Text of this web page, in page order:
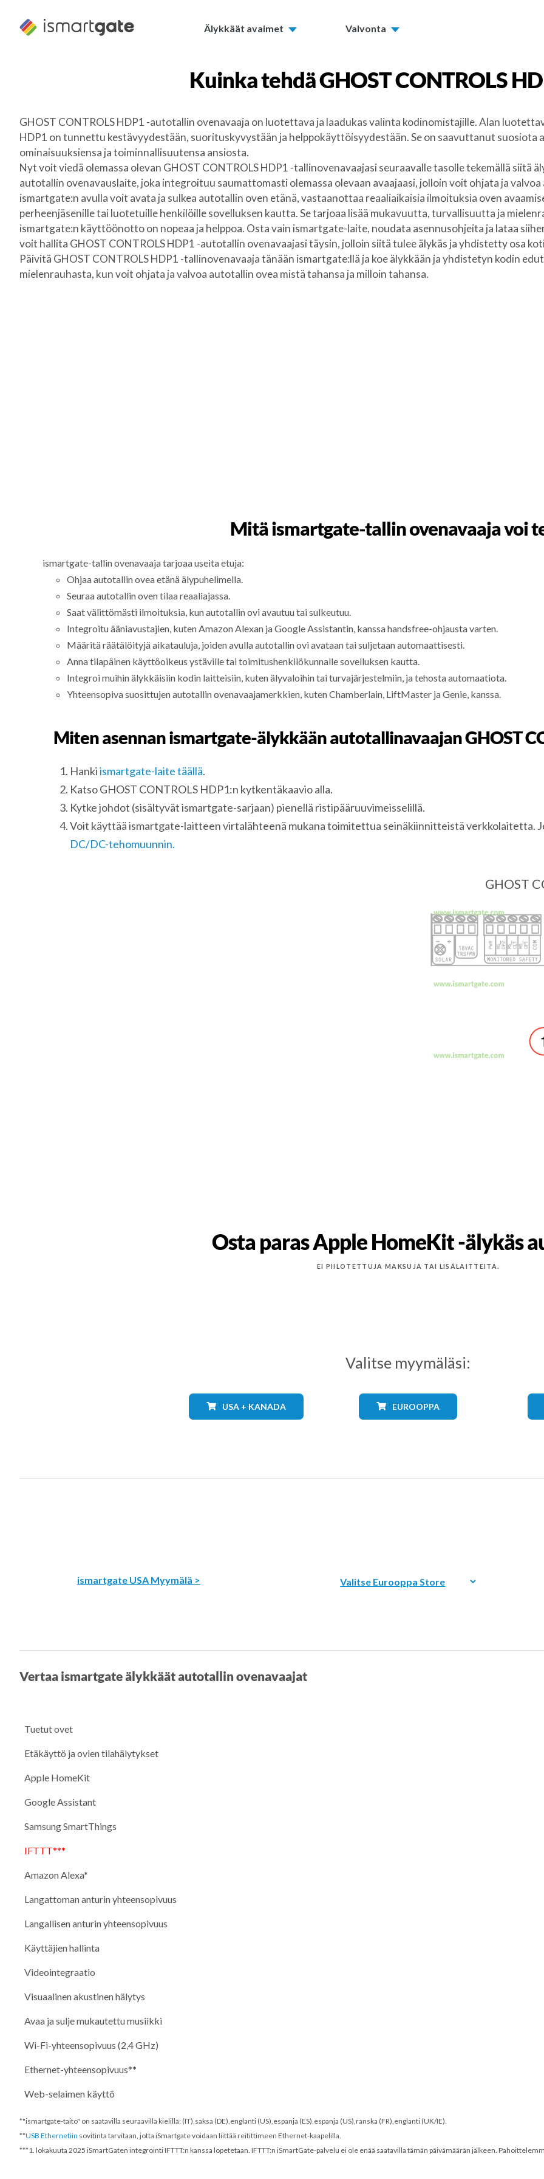
sisältöön
Älykkäät avaimet Valvonta
Kuinka tehdäGHOST CONTROLS
GHOST CONTROLS HDP1 -autotallin ovenavaaja on luotettava ja laadukas valinta kodinomistajille. Alan
HDP1 on tunnettu kestävyydestään, suorituskyvystään ja helppokäyttöisyydestään. Se on saavuttanut suosiota
ominaisuuksiensa ja toiminnallisuutensa ansiosta.
Nyt voit viedä olemassa olevan GHOST CONTROLS HDP1 -tallinovenavaajasi seuraavalle tasolle tekemällä siitä
autotallin ovenavauslaite, joka integroituu saumattomasti olemassa olevaan avaajaasi, jolloin voit ohjata ja
ismartgate:n avulla voit avata ja sulkea autotallin oven etänä, vastaanottaa reaaliaikaisia ilmoituksia oven
perheenjäsenille tai luotetuille henkilöille sovelluksen kautta. Se tarjoaa lisää mukavuutta, turvallisuutta ja
ismartgate:n käyttöönotto on nopeaa ja helppoa. Osta vain ismartgate-laite, noudata asennusohjeita ja lataa
voit hallita GHOST CONTROLS HDP1 -autotallin ovenavaajasi täysin, jolloin siitä tulee älykäs ja yhdistetty osa
Päivitä GHOST CONTROLS HDP1 -tallinovenavaaja tänään ismartgate:llä ja koe älykkään ja yhdistetyn kodin
mielenrauhasta, kun voit ohjata ja valvoa autotallin ovea mistä tahansa ja milloin tahansa.
Mitä ismartgate-tallin ovenavaaja voi
ismartgate-tallin ovenavaaja tarjoaa useita etuja:
Ohjaa autotallin ovea etänä älypuhelimella.
Seuraa autotallin oven tilaa reaaliajassa.
Saat välittömästi ilmoituksia, kun autotallin ovi avautuu tai sulkeutuu.
Integroitu ääniavustajien, kuten Amazon Alexan ja Google Assistantin, kanssa handsfree-ohjausta varten.
Määritä räätälöityjä aikatauluja, joiden avulla autotallin ovi avataan tai suljetaan automaattisesti.
Anna tilapäinen käyttöoikeus ystäville tai toimitushenkilökunnalle sovelluksen kautta.
Integroi muihin älykkäisiin kodin laitteisiin, kuten älyvaloihin tai turvajärjestelmiin, ja tehosta automaatiota.
Yhteensopiva suosittujen autotallin ovenavaajamerkkien, kuten Chamberlain, LiftMaster ja Genie, kanssa.
Miten asennan ismartgate-älykkään autotallinavaajan GHOST
Hankiismartgate-laite täällä.
Katso GHOST CONTROLS HDP1:n kytkentäkaavio alla.
Kytke johdot (sisältyvät ismartgate-sarjaan) pienellä ristipääruuvimeisselillä.
Voit käyttää ismartgate-laitteen virtalähteenä mukana toimitettua seinäkiinnitteistä verkkolaitetta.
DC/DC-tehomuunnin.
GHOST
Osta paras Apple HomeKit -älykäs
EI PIILOTETTUJA MAKSUJA TAI LISÄLAITTEITA.
Valitse myymäläsi:
USA + KANADA EUROOPPA
ismartgate USA Myymälä >
Vertaa ismartgate älykkäät autotallin ovenavaajat
Tuetut ovet
Etäkäyttö ja ovien tilahälytykset
Apple HomeKit
Google Assistant
Samsung SmartThings
IFTTT***
Amazon Alexa*
Langattoman anturin yhteensopivuus
Langallisen anturin yhteensopivuus
Käyttäjien hallinta
Videointegraatio
Visuaalinen akustinen hälytys
Avaa ja sulje mukautettu musiikki
Wi-Fi-yhteensopivuus (2,4 GHz)
Ethernet-yhteensopivuus**
Web-selaimen käyttö
*"ismartgate-taito" on saatavilla seuraavilla kielillä: (IT),saksa (DE),englanti (US),espanja (ES),espanja (US),ranska (FR),englanti (UK/IE).
**USB Ethernetiin sovitinta tarvitaan, jotta iSmartgate voidaan liittää reitittimeen Ethernet-kaapelilla.
***1. lokakuuta 2025 iSmartGaten integrointi IFTTT:n kanssa lopetetaan. IFTTT:n iSmartGate-palvelu ei ole enää saatavilla tämän päivämäärän jälkeen.